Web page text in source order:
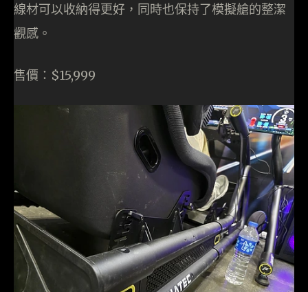
線材可以收納得更好，同時也保持了模擬艙的整潔
觀感。
售價：$15,999